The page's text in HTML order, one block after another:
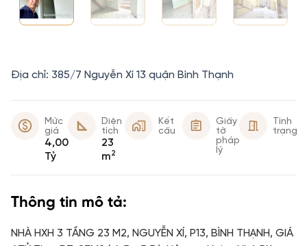
Địa chỉ: 385/7 Nguyễn Xí 13 quận Bình Thạnh
Mức
giá
4,00
Tỷ
Diện
tích
23
m2
Kết
cấu
Giấy
tờ
pháp
lý
Tình
trạng
Thông tin mô tả:
NHÀ HXH 3 TẦNG 23 M2, NGUYỄN XÍ, P13, BÌNH THẠNH, GIÁ